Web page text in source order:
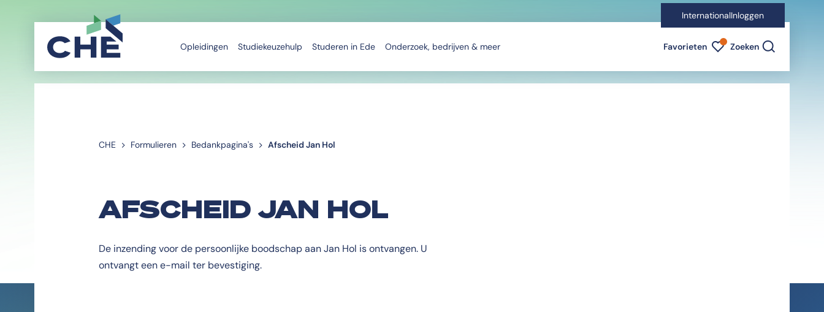
InternationalInloggen
Opleidingen Studiekeuzehulp Studeren in Ede Onderzoek, bedrijven & meer Favorieten Favorieten indicator
Zoeken
CHE Formulieren Bedankpagina's Afscheid Jan Hol
AFSCHEID JAN HOL
De inzending voor de persoonlijke boodschap aan Jan Hol is ontvangen. U
ontvangt een e-mail ter bevestiging.